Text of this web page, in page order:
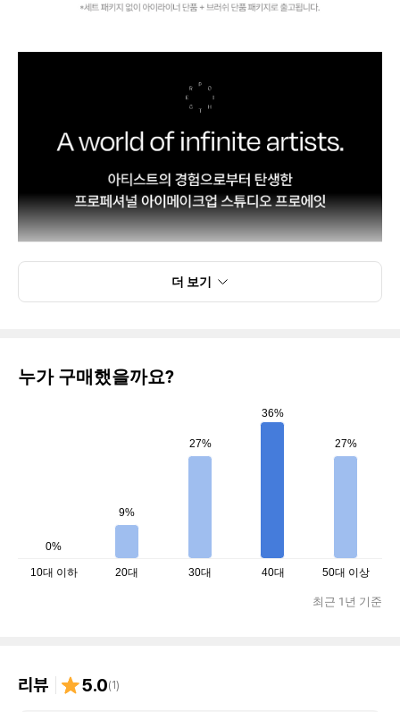
더 보기
누가 구매했을까요?
0%
9%
27%
36%
27%
10대 이하 20대 30대 40대 50대 이상
최근 1년 기준
리뷰 5.0(1)